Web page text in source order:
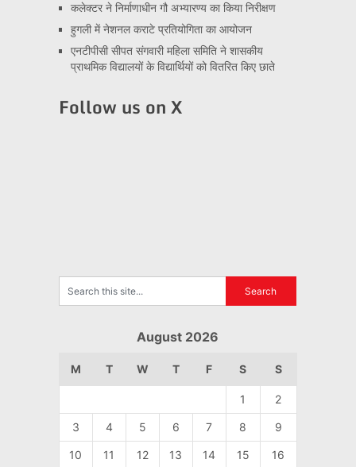
कलेक्टर ने निर्माणाधीन गौ अभ्यारण्य का किया निरीक्षण
हुगली में नेशनल कराटे प्रतियोगिता का आयोजन
एनटीपीसी सीपत संगवारी महिला समिति ने शासकीय
प्राथमिक विद्यालयों के विद्यार्थियों को वितरित किए छाते
Follow us on X
August 2026
M T W T F S S
1 2
3 4 5 6 7 8 9
10 11 12 13 14 15 16